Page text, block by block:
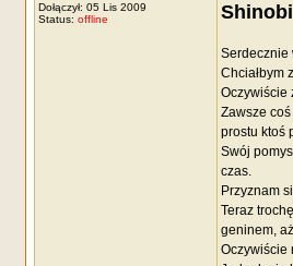
Dołączył: 05 Lis 2009
Status: offline
Serdecznie
Chciałbym
Oczywiście
Zawsze
prostu ktoś
Swój
czas.
Przyznam
Teraz
geninem,
Oczywiście